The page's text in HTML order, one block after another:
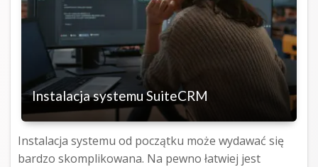
Instalacja systemu SuiteCRM
Instalacja systemu od początku może wydawać się
bardzo skomplikowana. Na pewno łatwiej jest